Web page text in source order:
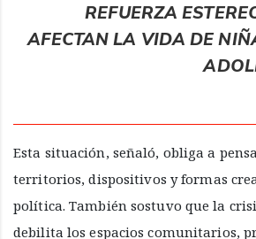
REFUERZA
AFECTAN LA VIDA DE
Esta situación, señaló, obliga a
territorios, dispositivos y formas
política. También sostuvo que la
debilita los espacios comunitarios,